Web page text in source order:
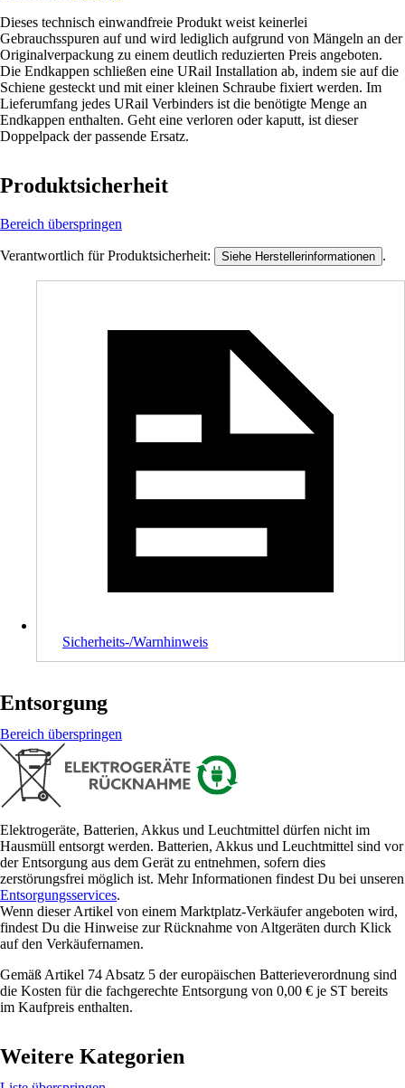
Dieses technisch einwandfreie Produkt weist keinerlei
Gebrauchsspuren auf und wird lediglich aufgrund von Mängeln an der
Originalverpackung zu einem deutlich reduzierten Preis angeboten.
Die Endkappen schließen eine URail Installation ab, indem sie auf die
Schiene gesteckt und mit einer kleinen Schraube fixiert werden. Im
Lieferumfang jedes URail Verbinders ist die benötigte Menge an
Endkappen enthalten. Geht eine verloren oder kaputt, ist dieser
Doppelpack der passende Ersatz.
Produktsicherheit
Bereich überspringen
Verantwortlich für Produktsicherheit: Siehe Herstellerinformationen .
Sicherheits-/Warnhinweis
Entsorgung
Bereich überspringen
Elektrogeräte, Batterien, Akkus und Leuchtmittel dürfen nicht im
Hausmüll entsorgt werden. Batterien, Akkus und Leuchtmittel sind vor
der Entsorgung aus dem Gerät zu entnehmen, sofern dies
zerstörungsfrei möglich ist. Mehr Informationen findest Du bei unseren
Entsorgungsservices.
Wenn dieser Artikel von einem Marktplatz-Verkäufer angeboten wird,
findest Du die Hinweise zur Rücknahme von Altgeräten durch Klick
auf den Verkäufernamen.
Gemäß Artikel 74 Absatz 5 der europäischen Batterieverordnung sind
die Kosten für die fachgerechte Entsorgung von 0,00 € je ST bereits
im Kaufpreis enthalten.
Weitere Kategorien